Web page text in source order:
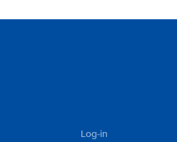
Log-in